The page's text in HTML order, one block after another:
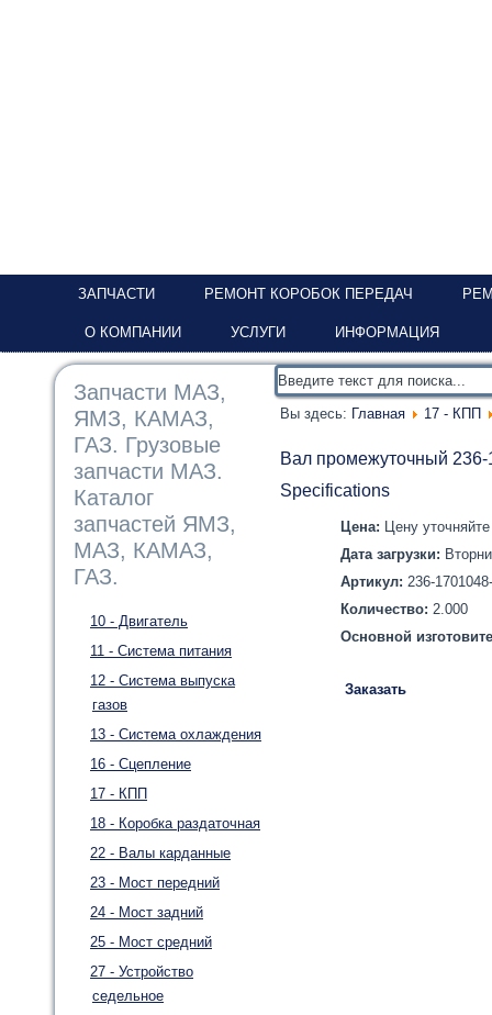
ЗАПЧАСТИ РЕМОНТ КОРОБОК ПЕРЕДАЧ
О КОМПАНИИ УСЛУГИ ИНФОРМАЦИЯ
Запчасти МАЗ,
ЯМЗ, КАМАЗ,
ГАЗ. Грузовые
запчасти МАЗ.
Каталог
запчастей ЯМЗ,
МАЗ, КАМАЗ,
ГАЗ.
10 - Двигатель
11 - Система питания
12 - Система выпуска
газов
13 - Система охлаждения
16 - Сцепление
17 - КПП
18 - Коробка раздаточная
22 - Валы карданные
23 - Мост передний
24 - Мост задний
25 - Мост средний
27 - Устройство
седельное
Вы здесь: Главная 17 - КПП
Вал промежуточный
Specifications
Цена: Цену
Дата загрузки:
Артикул: 236-
Количество: 2.000
Основной
Заказать